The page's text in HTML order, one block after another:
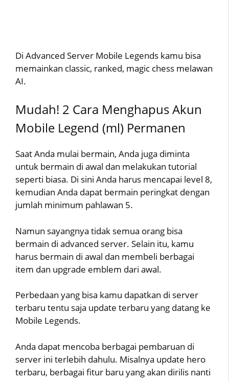
Di Advanced Server Mobile Legends kamu bisa
memainkan classic, ranked, magic chess melawan
AI.
Mudah! 2 Cara Menghapus Akun
Mobile Legend (ml) Permanen
Saat Anda mulai bermain, Anda juga diminta
untuk bermain di awal dan melakukan tutorial
seperti biasa. Di sini Anda harus mencapai level 8,
kemudian Anda dapat bermain peringkat dengan
jumlah minimum pahlawan 5.
Namun sayangnya tidak semua orang bisa
bermain di advanced server. Selain itu, kamu
harus bermain di awal dan membeli berbagai
item dan upgrade emblem dari awal.
Perbedaan yang bisa kamu dapatkan di server
terbaru tentu saja update terbaru yang datang ke
Mobile Legends.
Anda dapat mencoba berbagai pembaruan di
server ini terlebih dahulu. Misalnya update hero
terbaru, berbagai fitur baru yang akan dirilis nanti